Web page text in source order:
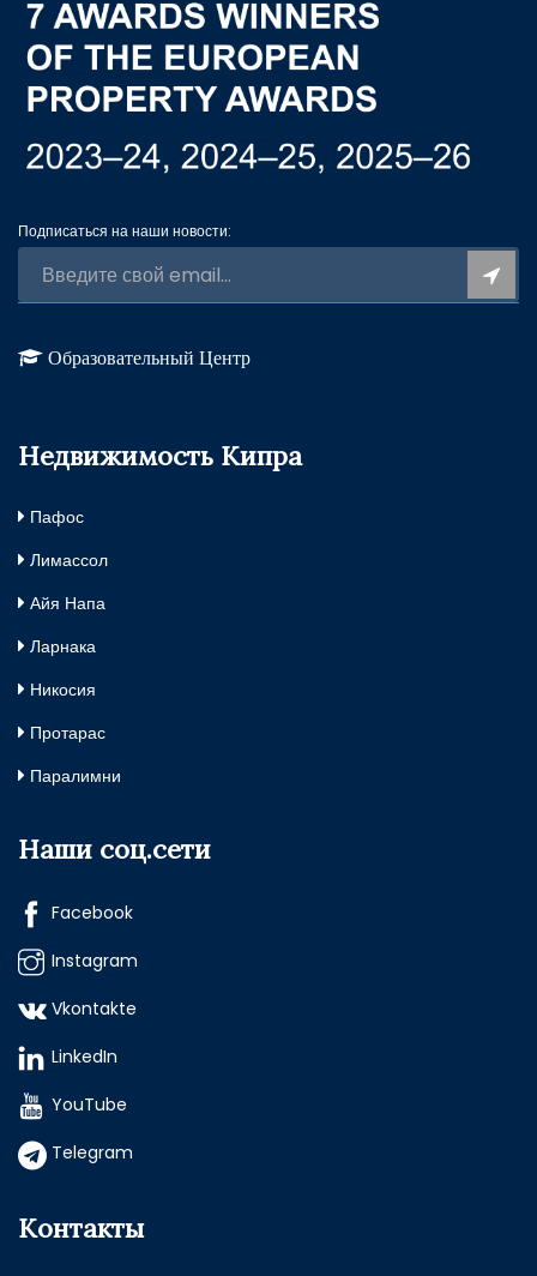
Подписаться на наши новости:
Образовательный Центр
Недвижимость Кипра
Пафос
Лимассол
Айя Напа
Ларнака
Никосия
Протарас
Паралимни
Наши соц.сети
Facebook
Instagram
Vkontakte
LinkedIn
YouTube
Telegram
Контакты